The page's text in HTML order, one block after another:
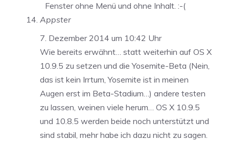
Fenster ohne Menü und ohne Inhalt. :-(
Appster
7. Dezember 2014 um 10:42 Uhr
Wie bereits erwähnt… statt weiterhin auf OS X
10.9.5 zu setzen und die Yosemite-Beta (Nein,
das ist kein Irrtum, Yosemite ist in meinen
Augen erst im Beta-Stadium…) andere testen
zu lassen, weinen viele herum… OS X 10.9.5
und 10.8.5 werden beide noch unterstützt und
sind stabil, mehr habe ich dazu nicht zu sagen.